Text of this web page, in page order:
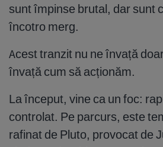
sunt împinse brutal, dar sunt
încotro merg.
Acest tranzit nu ne învață
învață cum să acționăm.
La început, vine ca un foc:
controlat. Pe parcurs, este
rafinat de Pluto, provocat de